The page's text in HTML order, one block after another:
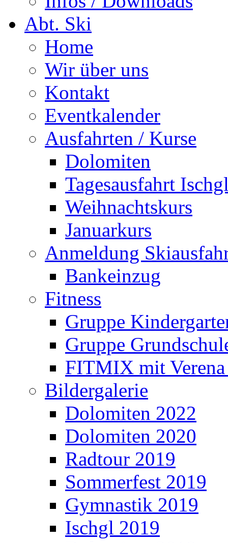
Abt. Ski
Home
Wir über uns
Kontakt
Eventkalender
Ausfahrten / Kurse
Dolomiten
Tagesausfahrt
Weihnachtskurs
Januarkurs
Anmeldung
Bankeinzug
Fitness
Gruppe
Gruppe
FITMIX mit
Bildergalerie
Dolomiten 2022
Dolomiten 2020
Radtour 2019
Sommerfest 2019
Gymnastik 2019
Ischgl 2019